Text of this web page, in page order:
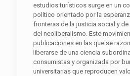
estudios turísticos surge en un
político orientado por la
fronteras de la justicia social y
del neoliberalismo. Este
publicaciones en las que se
liberarse de una ciencia
consumistas y organizada por
universitarias que reproducen